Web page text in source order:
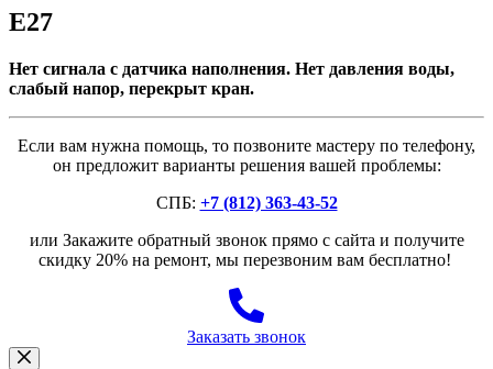
E27
Нет сигнала с датчика наполнения. Нет давления воды,
слабый напор, перекрыт кран.
Если вам нужна помощь, то позвоните мастеру по телефону,
он предложит варианты решения вашей проблемы:
СПБ: +7 (812) 363-43-52
или Закажите обратный звонок прямо с сайта и получите
скидку 20% на ремонт, мы перезвоним вам бесплатно!
Заказать звонок